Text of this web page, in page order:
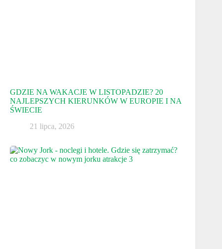
GDZIE NA WAKACJE W LISTOPADZIE? 20
NAJLEPSZYCH KIERUNKÓW W EUROPIE I NA
ŚWIECIE
21 lipca, 2026